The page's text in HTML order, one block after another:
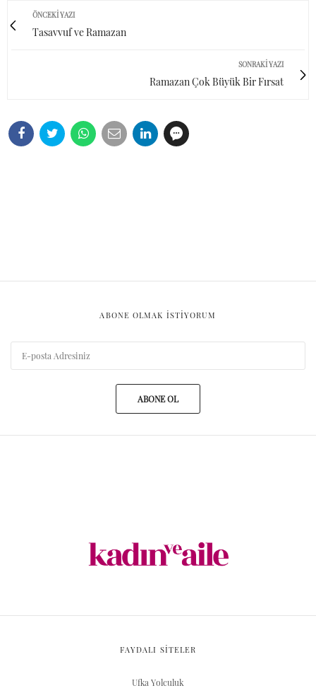
ÖNCEKI YAZI
Tasavvuf ve Ramazan
SONRAKI YAZI
Ramazan Çok Büyük Bir Fırsat
ABONE OLMAK ISTIYORUM
ABONE OL
FAYDALI SİTELER
Ufka Yolculuk